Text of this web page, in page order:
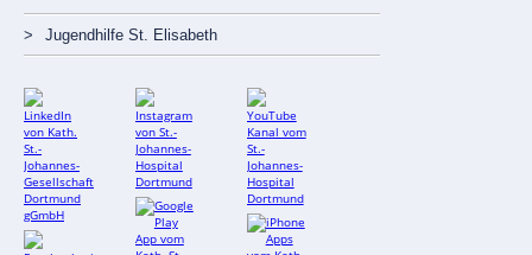
Jugendhilfe St. Elisabeth